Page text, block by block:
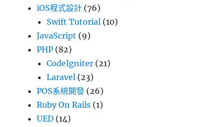
iOS程式設計 (76)
Swift Tutorial (10)
JavaScript (9)
PHP (82)
CodeIgniter (21)
Laravel (23)
POS系統開發 (26)
Ruby On Rails (1)
UED (14)